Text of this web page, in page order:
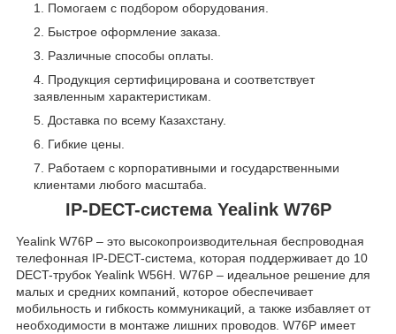
Помогаем с подбором оборудования.
Быстрое оформление заказа.
Различные способы оплаты.
Продукция сертифицирована и соответствует
заявленным характеристикам.
Доставка по всему Казахстану.
Гибкие цены.
Работаем с корпоративными и государственными
клиентами любого масштаба.
IP-DECT-система Yealink W76P
Yealink W76P – это высокопроизводительная беспроводная
телефонная IP-DECT-система, которая поддерживает до 10
DECT-трубок Yealink W56H. W76P – идеальное решение для
малых и средних компаний, которое обеспечивает
мобильность и гибкость коммуникаций, а также избавляет от
необходимости в монтаже лишних проводов. W76P имеет